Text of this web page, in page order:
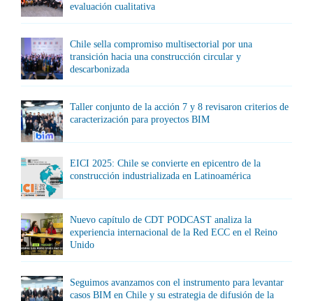
evaluación cualitativa
Chile sella compromiso multisectorial por una
transición hacia una construcción circular y
descarbonizada
Taller conjunto de la acción 7 y 8 revisaron criterios de
caracterización para proyectos BIM
EICI 2025: Chile se convierte en epicentro de la
construcción industrializada en Latinoamérica
Nuevo capítulo de CDT PODCAST analiza la
experiencia internacional de la Red ECC en el Reino
Unido
Seguimos avanzamos con el instrumento para levantar
casos BIM en Chile y su estrategia de difusión de la